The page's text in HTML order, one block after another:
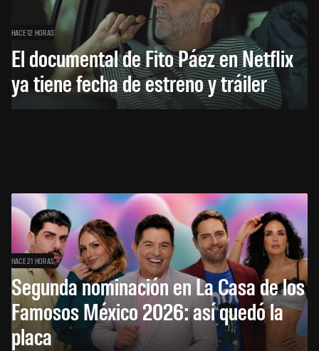
HACE 12 HORAS
El documental de Fito Páez en Netflix
ya tiene fecha de estreno y tráiler
HACE 21 HORAS
Segunda nominación en La Casa de los
Famosos México 2026: así quedó la
placa